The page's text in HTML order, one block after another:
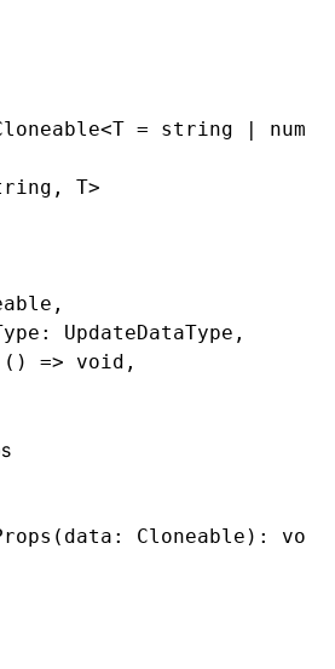
<T = string |
, T>
,
UpdateDataType
,
() => void ,
(data: Cloneable): void